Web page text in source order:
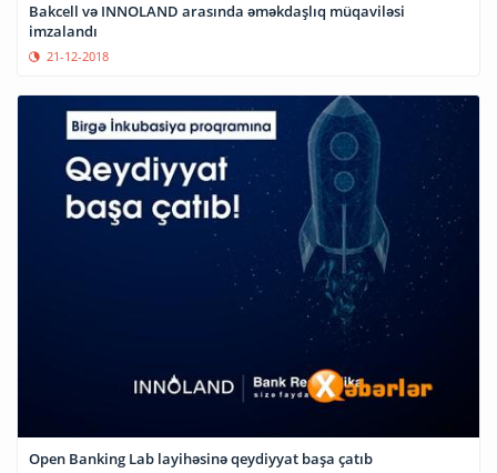
Bakcell və INNOLAND arasında əməkdaşlıq müqaviləsi
imzalandı
21-12-2018
Open Banking Lab layihəsinə qeydiyyat başa çatıb